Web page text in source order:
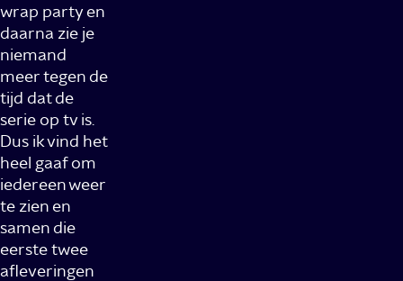
wrap party en
daarna zie je
niemand
meer tegen de
tijd dat de
serie op tv is.
Dus ik vind het
heel gaaf om
iedereen weer
te zien en
samen die
eerste twee
afleveringen